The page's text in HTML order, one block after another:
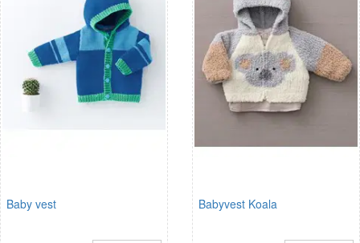
Baby vest Babyvest Koala